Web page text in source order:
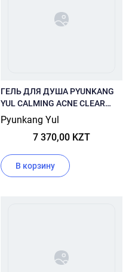
ГЕЛЬ ДЛЯ ДУША PYUNKANG
YUL CALMING ACNE CLEAR
BODY WASH 290 МЛ
Pyunkang Yul
7 370,00 KZT
В корзину